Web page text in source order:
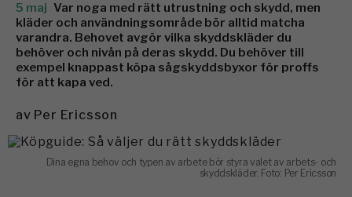
5 maj Var noga med rätt utrustning och skydd, men
kläder och användningsområde bör alltid matcha
varandra. Behovet avgör vilka skyddskläder du
behöver och nivån på deras skydd. Du behöver till
exempel knappast köpa sågskyddsbyxor för proffs
för att kapa ved.
av Per Ericsson
Dina egna behov och typen av arbete bör styra valet av arbets- och
skyddskläder. Foto: Per Ericsson